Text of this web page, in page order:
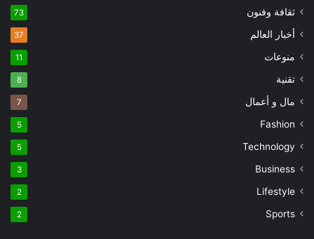
ثقافة وفنون 73
أخبار العالم 37
منوعات 11
تقنية 8
مال و أعمال 7
Fashion
5
Technology
5
Business
3
Lifestyle
2
Sports
2